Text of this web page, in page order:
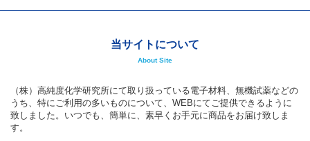
当サイトについて
About Site
（株）高純度化学研究所にて取り扱っている電子材料、無機試薬などの
うち、特にご利用の多いものについて、WEBにてご提供できるように
致しました。いつでも、簡単に、素早くお手元に商品をお届け致しま
す。